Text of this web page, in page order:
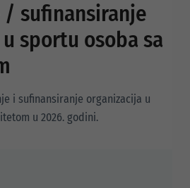
/ sufinansiranje
sportu osoba sa
i sufinansiranje organizacija u
u 2026. godini.